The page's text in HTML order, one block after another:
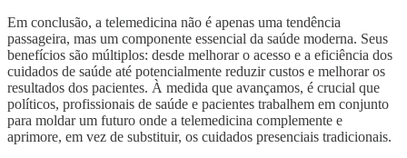
Em conclusão, a telemedicina não é apenas uma tendência
passageira, mas um componente essencial da saúde moderna. Seus
benefícios são múltiplos: desde melhorar o acesso e a eficiência dos
cuidados de saúde até potencialmente reduzir custos e melhorar os
resultados dos pacientes. À medida que avançamos, é crucial que
políticos, profissionais de saúde e pacientes trabalhem em conjunto
para moldar um futuro onde a telemedicina complemente e
aprimore, em vez de substituir, os cuidados presenciais tradicionais.